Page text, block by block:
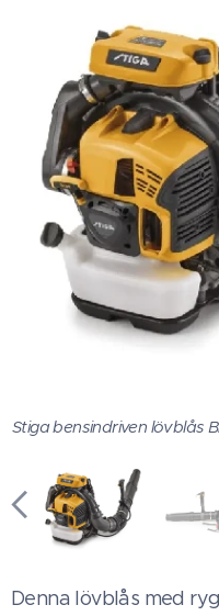
Stiga bensindriven lövblås
Denna lövblås med